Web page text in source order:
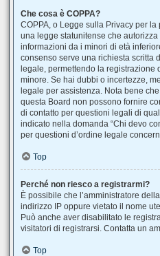
Che cosa è COPPA?
COPPA, o Legge sulla Privacy per
una legge statunitense che
informazioni da i minori di età
consenso serve una richiesta scritta
legale, permettendo la registrazione
minore. Se hai dubbi o incertezze,
legale per assistenza. Nota bene
questa Board non possono fornire
di contatto per questioni legali di
indicato nella domanda “Chi devo
per questioni d’ordine legale
Top
Perché non riesco a registrarmi?
È possibile che l’amministratore
indirizzo IP oppure vietato il nome
Può anche aver disabilitato le
visitatori di registrarsi. Contatta un
Top